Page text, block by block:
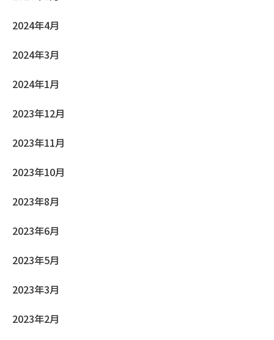
2024年4月
2024年3月
2024年1月
2023年12月
2023年11月
2023年10月
2023年8月
2023年6月
2023年5月
2023年3月
2023年2月